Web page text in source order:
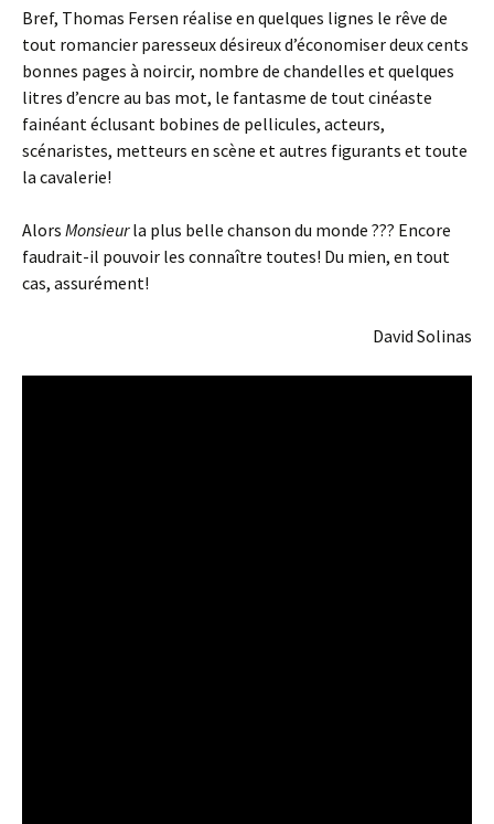
Bref, Thomas Fersen réalise en quelques lignes le rêve de
tout romancier paresseux désireux d’économiser deux cents
bonnes pages à noircir, nombre de chandelles et quelques
litres d’encre au bas mot, le fantasme de tout cinéaste
fainéant éclusant bobines de pellicules, acteurs,
scénaristes, metteurs en scène et autres figurants et toute
la cavalerie!
Alors Monsieurla plus belle chanson du monde ??? Encore
faudrait-il pouvoir les connaître toutes! Du mien, en tout
cas, assurément!
David Solinas